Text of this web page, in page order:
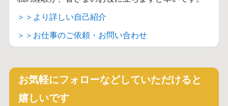
＞＞より詳しい自己紹介
＞＞お仕事のご依頼・お問い合わせ
お気軽にフォローなどしていただけると
嬉しいです